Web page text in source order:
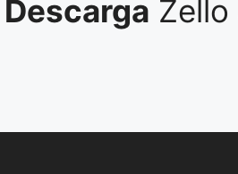
Descarga Zello